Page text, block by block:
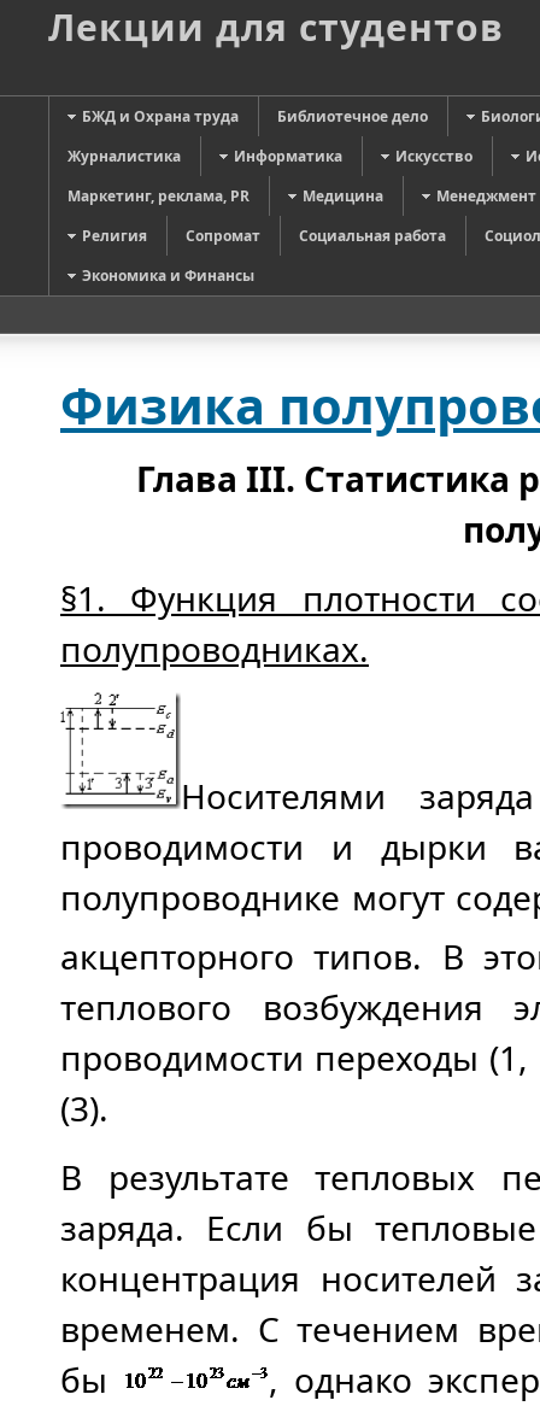
Лекции для студентов
БЖД и Охрана труда Библиотечное дело
Журналистика
Информатика Искусство
Маркетинг, реклама, PR
Медицина
Менеджмент
Религия
Сопромат Социальная работа
Экономика и Финансы
Физика
Глава III. Статистика
§1. Функция плотности
полупроводниках.
Носителями
проводимости и дырки
полупроводнике могут
акцепторного типов. В
теплового возбуждения
проводимости переходы
(3).
В результате тепловых
заряда. Если бы
концентрация носителей
временем. С течением
бы
, однако